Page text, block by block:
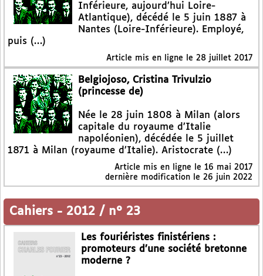
Inférieure, aujourd’hui Loire-
Atlantique), décédé le 5 juin 1887 à
Nantes (Loire-Inférieure). Employé,
puis (…)
Article mis en ligne le 28 juillet 2017
Belgiojoso, Cristina Trivulzio
(princesse de)
Née le 28 juin 1808 à Milan (alors
capitale du royaume d’Italie
napoléonien), décédée le 5 juillet
1871 à Milan (royaume d’Italie). Aristocrate (…)
Article mis en ligne le 16 mai 2017
dernière modification le 26 juin 2022
Cahiers - 2012 / n° 23
Les fouriéristes finistériens :
promoteurs d’une société bretonne
moderne ?